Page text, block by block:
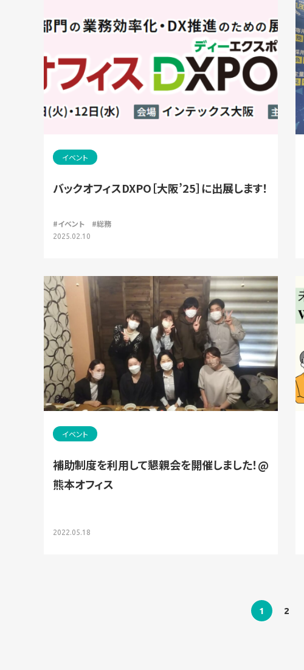
イベント
バックオフィスDXPO［大阪’25］に出展します！
#イベント #総務
2025.02.10
イベント
補助制度を利用して懇親会を開催しました！@
熊本オフィス
2022.05.18
1 2